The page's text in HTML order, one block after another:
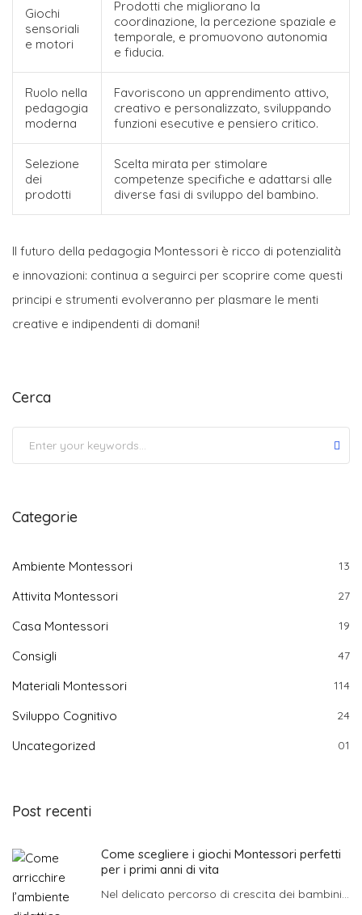
Giochi
sensoriali
e motori
Prodotti che migliorano la
coordinazione, la percezione spaziale e
temporale, e promuovono autonomia
e fiducia.
Ruolo nella
pedagogia
moderna
Favoriscono un apprendimento attivo,
creativo e personalizzato, sviluppando
funzioni esecutive e pensiero critico.
Selezione
dei
prodotti
Scelta mirata per stimolare
competenze specifiche e adattarsi alle
diverse fasi di sviluppo del bambino.
Il futuro della pedagogia Montessori è ricco di potenzialità
e innovazioni: continua a seguirci per scoprire come questi
principi e strumenti evolveranno per plasmare le menti
creative e indipendenti di domani!
Cerca
Categorie
Ambiente Montessori 13
Attivita Montessori 27
Casa Montessori 19
Consigli 47
Materiali Montessori 114
Sviluppo Cognitivo 24
Uncategorized 01
Post recenti
Come scegliere i giochi Montessori perfetti
per i primi anni di vita
Nel delicato percorso di crescita dei bambini...